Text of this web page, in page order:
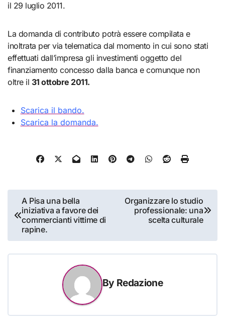
il 29 luglio 2011.
La domanda di contributo potrà essere compilata e
inoltrata per via telematica dal momento in cui sono stati
effettuati dall’impresa gli investimenti oggetto del
finanziamento concesso dalla banca e comunque non
oltre il 31 ottobre 2011.
Scarica il bando.
Scarica la domanda.
Navigazione
articoli
A Pisa una bella
iniziativa a favore dei
commercianti vittime di
rapine.
Organizzare lo studio
professionale: una
scelta culturale
By Redazione